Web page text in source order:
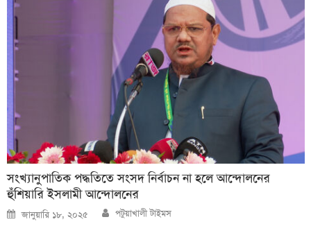
সংখ্যানুপাতিক পদ্ধতিতে সংসদ নির্বাচন না হলে আন্দোলনের
হুঁশিয়ারি ইসলামী আন্দোলনের
Posted
on
জানুয়ারি ১৮, ২০২৫ Author
পটুয়াখালী টাইমস